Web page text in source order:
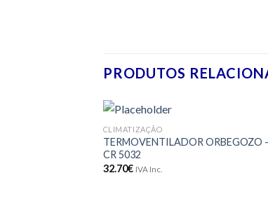
PRODUTOS
Adicionar
aos meus
CLIMATIZAÇÃO
TERMOVENTILADOR ORBEGOZO
CR 5032
32.70€ IVA Inc.